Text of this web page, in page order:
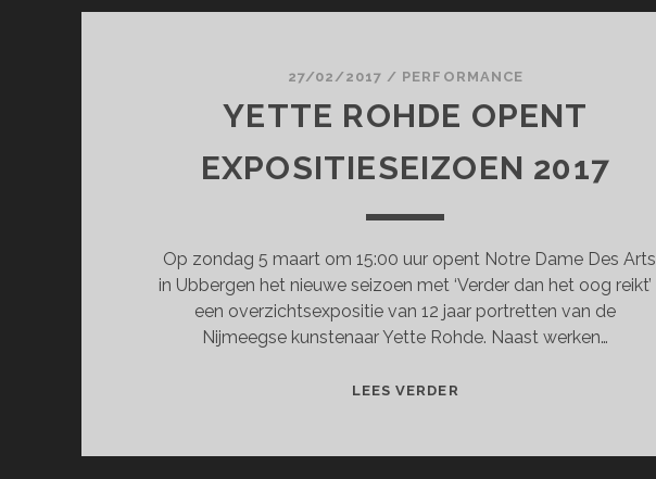
27/02/2017 / PERFORMANCE
YETTE ROHDE OPENT
EXPOSITIESEIZOEN 2017
Op zondag 5 maart om 15:00 uur opent Notre Dame Des Arts
in Ubbergen het nieuwe seizoen met ‘Verder dan het oog reikt’
een overzichtsexpositie van 12 jaar portretten van de
Nijmeegse kunstenaar Yette Rohde. Naast werken…
LEES VERDER